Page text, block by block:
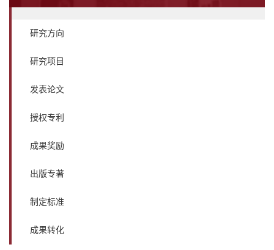
研究方向
研究项目
发表论文
授权专利
成果奖励
出版专著
制定标准
成果转化